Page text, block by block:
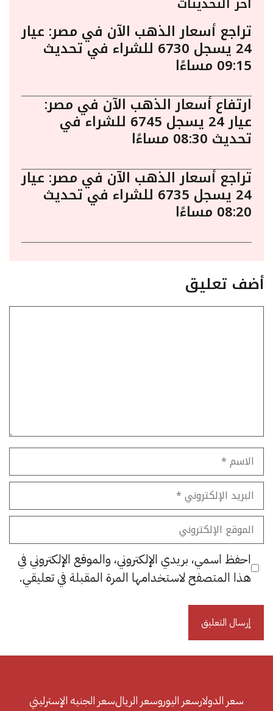
تراجع أسعار الذهب الآن في مصر: عيار
24 يسجل 6730 للشراء في تحديث
09:15 مساءًا
ارتفاع أسعار الذهب الآن في مصر:
عيار 24 يسجل 6745 للشراء في
تحديث 08:30 مساءًا
تراجع أسعار الذهب الآن في مصر: عيار
24 يسجل 6735 للشراء في تحديث
08:20 مساءًا
أضف تعليق
الاسم
البريد
الإلكتروني
الموقع
الإلكتروني
احفظ اسمي، بريدي الإلكتروني، والموقع الإلكتروني في
هذا المتصفح لاستخدامها المرة المقبلة في تعليقي.
سعر الدولارسعر اليوروسعر الريالسعر الجنيه الإسترليني